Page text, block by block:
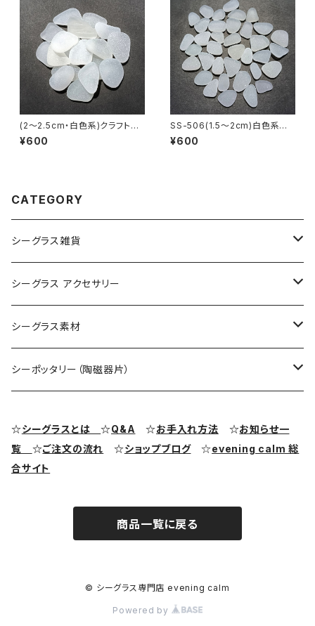
(2～2.5cm・白色系)クラフト用
シーグラス素材 SS-508
¥600
SS-506(1.5～2cm)白色系クラ
フト用シーグラス素材
¥600
CATEGORY
シーグラス雑貨
コレクション用シーグラス
シーグラス オブジェ・置物
シーグラス アクセサリー
シーグラス ネックレス
シーグラス ペンダントヘッド（トップ）
シーグラス リング・指輪
シーグラス素材
アクセサリー用シーグラス
シーポッタリー（陶磁器片）
☆シーグラスとは☆Q&A ☆お手入れ方法 ☆お知らせ一
覧 ☆ご注文の流れ ☆ショップブログ ☆evening calm 総
合サイト
商品一覧に戻る
© シーグラス専門店 evening calm
Powered by